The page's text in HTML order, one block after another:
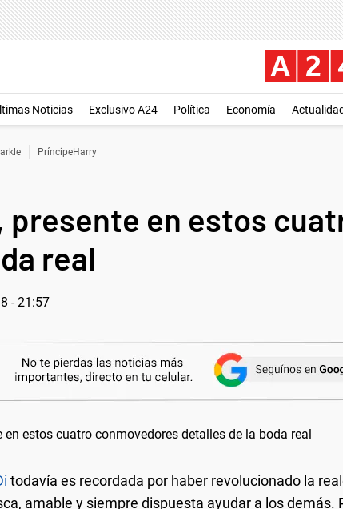
Noticias Exclusivo A24 Política Economía Actualidad
PríncipeHarry
presente en estos
real
- 21:57
todavía es recordada por haber revolucionado la
amable y siempre dispuesta ayudar a los demás.